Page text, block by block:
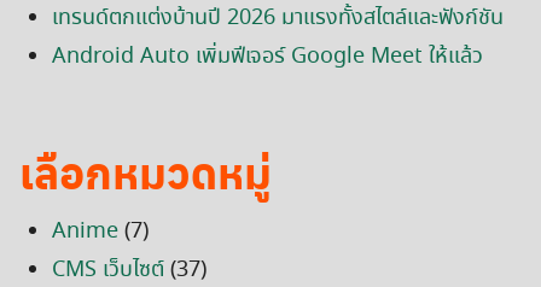
เทรนด์ตกแต่งบ้านปี 2026 มาแรงทั้งสไตล์และฟังก์ชัน
Android Auto เพิ่มฟีเจอร์ Google Meet ให้แล้ว
เลือกหมวดหมู่
Anime(7)
CMS เว็บไซต์(37)